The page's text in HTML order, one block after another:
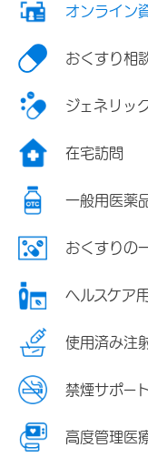
オンライン
おくすり相
ジェネリッ
在宅訪問
一般用医薬
おくすりの
ヘルスケア
使用済み注
禁煙サポー
高度管理医